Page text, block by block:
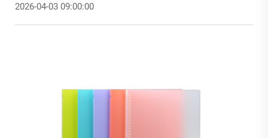
2026-04-03 09:00:00